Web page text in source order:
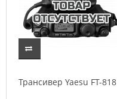
Трансивер Yaesu FT-818